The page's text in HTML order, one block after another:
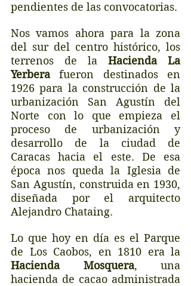
pendientes de las convocatorias.
Nos vamos ahora para la zona
del sur del centro histórico, los
terrenos de la Hacienda La
Yerbera fueron destinados en
1926 para la construcción de la
urbanización San Agustín del
Norte con lo que empieza el
proceso de urbanización y
desarrollo de la ciudad de
Caracas hacia el este. De esa
época nos queda la Iglesia de
San Agustín, construida en 1930,
diseñada por el arquitecto
Alejandro Chataing.
Lo que hoy en día es el Parque
Hacienda Mosquera, una
hacienda de cacao administrada